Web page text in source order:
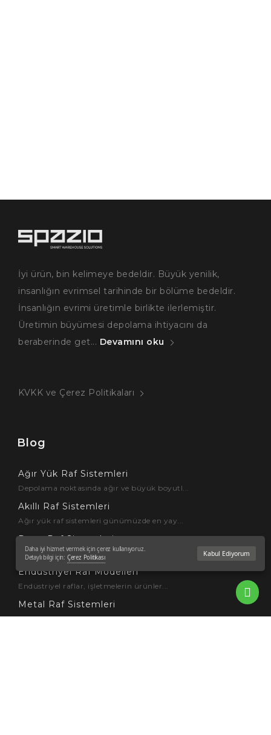
İyi ürün, bin kelimeye bedeldir. Büyük yenilik,
insanlığın evrimsel tarihinde bir bölüme bedeldir.
İnsanlığın evrimi üretimle birlikte ilerlemiştir.
Üretimin büyümesi depolama ihtiyacını da
beraberinde get... Devamını oku
KVKK ve Çerez Politikaları
Blog
Ağır Yük Raf Sistemleri
Depolama noktasında ağır ve büyük boyutl...
Akıllı Raf Sistemleri
Ağır yük raf sistemleri günümüzde en yay...
Depo Raf Sistemleri
Depo ve depolama yönetimi günümüzde en ç...
Endüstriyel Raf Modelleri
Endüstriyel raflar, işletmelerin ürünler...
Metal Raf Sistemleri
Metal raf sistemleri ürünlerin depolanma...
Daha iyi hizmet vermek için çerez kullanıyoruz.
Detaylı bilgi için: Çerez Politikası Kabul Ediyorum